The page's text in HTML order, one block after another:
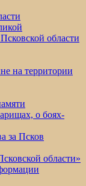
области
на территории
о боях-
за Псков
области»